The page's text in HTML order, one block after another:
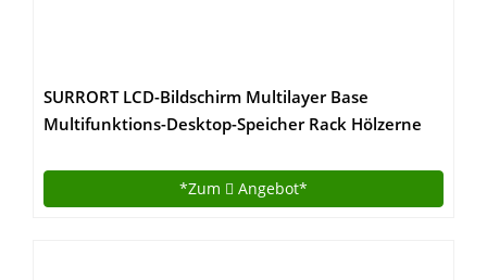
SURRORT LCD-Bildschirm Multilayer Base
Multifunktions-Desktop-Speicher Rack Hölzerne
*Zum Angebot*